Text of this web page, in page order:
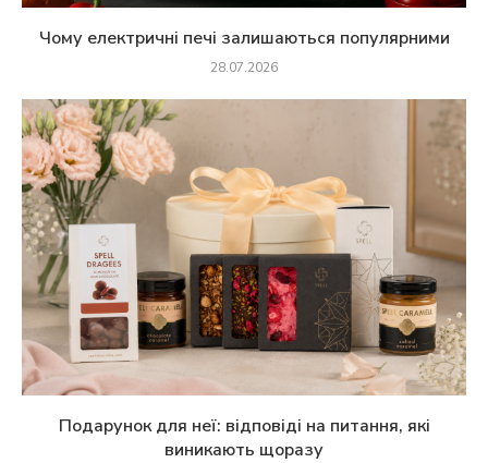
Чому електричні печі залишаються популярними
28.07.2026
Подарунок для неї: відповіді на питання, які
виникають щоразу